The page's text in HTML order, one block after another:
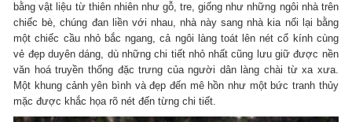
bằng vật liệu từ thiên nhiên như gỗ, tre, giống như những ngôi nhà trên
chiếc bè, chúng đan liền với nhau, nhà này sang nhà kia nối lại bằng
một chiếc cầu nhỏ bắc ngang, cả ngôi làng toát lên nét cổ kính cùng
vẻ đẹp duyên dáng, dù những chi tiết nhỏ nhất cũng lưu giữ được nền
văn hoá truyền thống đặc trưng của người dân làng chài từ xa xưa.
Một khung cảnh yên bình và đẹp đến mê hồn như một bức tranh thủy
mặc được khắc họa rõ nét đến từng chi tiết.